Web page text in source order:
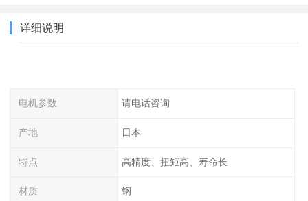
详细说明
电机参数 请电话咨询
产地 日本
特点 高精度、扭矩高、寿命长
材质 钢